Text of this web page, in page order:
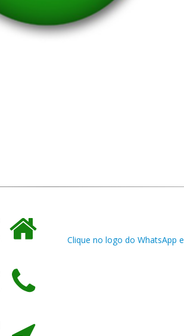
Clique no logo do WhatsApp